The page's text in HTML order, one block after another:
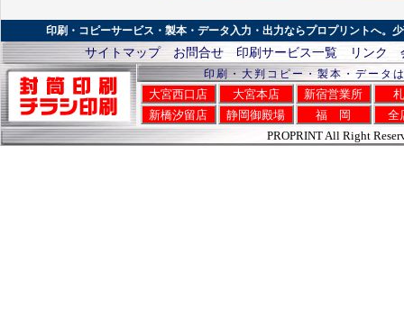
印刷・コピーサービス・製本・データ入力・出力ならプロプリントへ。
サイトマップ お問合せ 印刷サービス一覧 リンク
印刷・大判コピー・製本・データ
大宮西口店 大宮本店 新宿営業所
新橋汐留店
静岡御殿場 福 岡 全
PROPRINT All Right